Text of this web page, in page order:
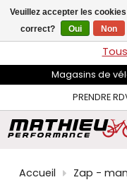
flèches
haut
et
pour
sélectionner
disponible.
Appuyez
pour
accéder
LIVRAISON GRATUITE
Magasins de
PRENDRE
Accueil
Zap -
Veuillez accepter les
correct?
Oui Non